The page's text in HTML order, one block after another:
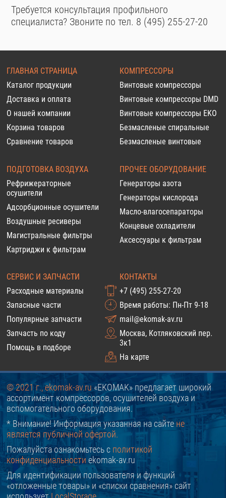
Требуется консультация профильного
специалиста? Звоните по тел. 8 (495) 255-27-20
ГЛАВНАЯ СТРАНИЦА
Каталог продукции
Доставка и оплата
О нашей компании
Корзина товаров
Сравнение товаров
КОМПРЕССОРЫ
Винтовые компрессоры
Винтовые компрессоры DMD
Винтовые компрессоры EKO
Безмасленые спиральные
Безмасленые винтовые
ПОДГОТОВКА ВОЗДУХА
Рефрижераторные
осушители
Адсорбционные осушители
Воздушные ресиверы
Магистральные фильтры
Картриджи к фильтрам
ПРОЧЕЕ ОБОРУДОВАНИЕ
Генераторы азота
Генераторы кислорода
Масло-влагосепараторы
Концевые охладители
Аксессуары к фильтрам
СЕРВИС И ЗАПЧАСТИ
Расходные материалы
Запасные части
Популярные запчасти
Запчасть по коду
Помощь в подборе
КОНТАКТЫ
+7 (495) 255-27-20
Время работы: Пн-Пт 9-18
mail@ekomak-av.ru
Москва, Котляковский пер.
3к1
На карте
© 2021 г., ekomak-av.ru «EKOMAK» предлагает широкий
ассортимент компрессоров, осушителей воздуха и
вспомогательного оборудования.
* Внимание! Информация указанная на сайтене
является публичной офертой.
Пожалуйста ознакомьтесь с политикой
конфиденциальности ekomak-av.ru
Для идентификации пользователя и функций
«отложенные товары» и «списки сравнения» сайт